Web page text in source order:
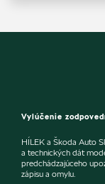
Vylúčenie
HÍLEK a Škoda Auto
a technických dát
predchádzajúceho
zápisu a omylu.